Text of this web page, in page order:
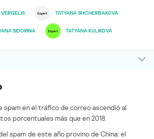
TATYANA SHCHERBAKOVA
SIDORINA TATYANA KULIKOVA
spam en el tráfico de correo ascendió al
porcentuales más que en 2018.
spam de este año provino de China: el